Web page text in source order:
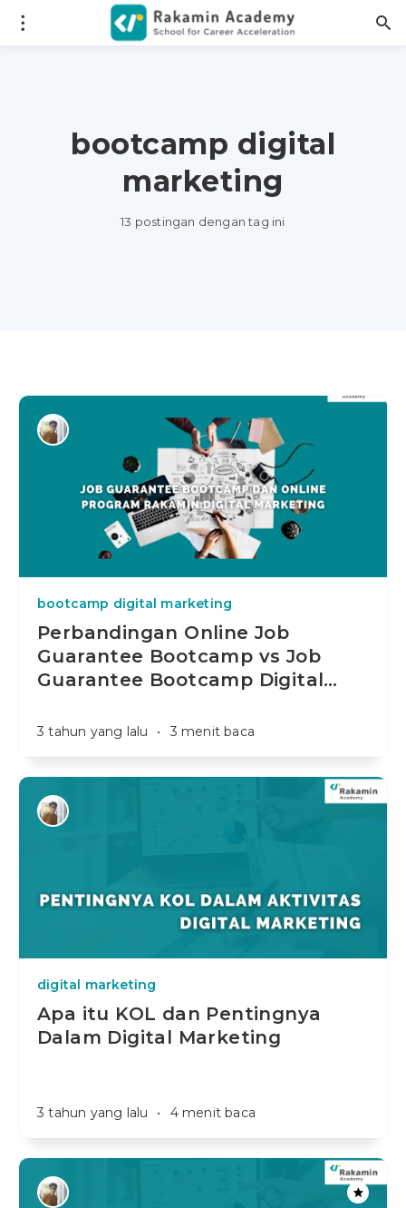
bootcamp digital
marketing
13 postingan dengan tag ini
bootcamp digital marketing
Perbandingan Online Job
Guarantee Bootcamp vs Job
Guarantee Bootcamp Digital…
3 tahun yang lalu • 3 menit baca
digital marketing
Apa itu KOL dan Pentingnya
Dalam Digital Marketing
3 tahun yang lalu • 4 menit baca